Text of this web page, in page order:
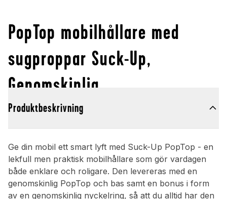
PopTop mobilhållare med
sugproppar Suck-Up,
Genomskinlig
Produktbeskrivning
Ge din mobil ett smart lyft med Suck-Up PopTop - en
lekfull men praktisk mobilhållare som gör vardagen
både enklare och roligare. Den levereras med en
genomskinlig PopTop och bas samt en bonus i form
av en genomskinlig nyckelring, så att du alltid har den